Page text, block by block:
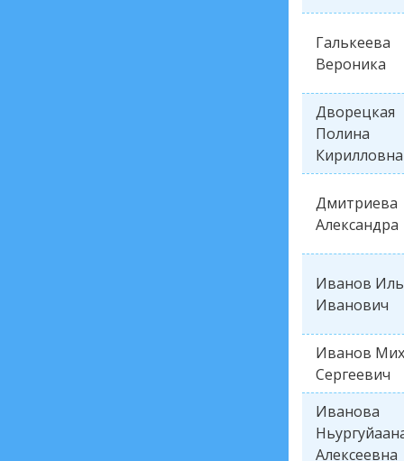
Галькеева
Вероника
Дворецкая
Полина
Кирилловна
Дмитриева
Александра
Иванов
Иванович
Иванов
Сергеевич
Иванова
Алексеевна